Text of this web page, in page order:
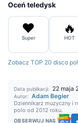
Oceń teledysk
❤️
Super
🔥
HOT
Zobacz TOP 20 disco
Data publikacji: 22 maja
Autor: Adam Begier
Dziennikarz muzyczny i
polo od 2012 roku.
OBSERWUJ NAS